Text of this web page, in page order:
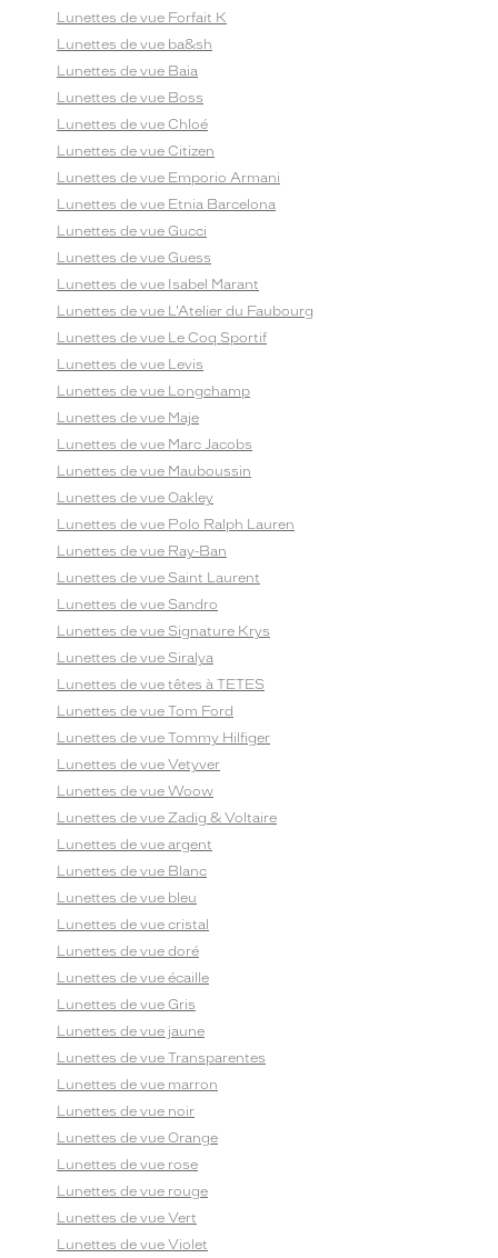
Lunettes de vue Forfait K
Lunettes de vue ba&sh
Lunettes de vue Baia
Lunettes de vue Boss
Lunettes de vue Chloé
Lunettes de vue Citizen
Lunettes de vue Emporio Armani
Lunettes de vue Etnia Barcelona
Lunettes de vue Gucci
Lunettes de vue Guess
Lunettes de vue Isabel Marant
Lunettes de vue L'Atelier du Faubourg
Lunettes de vue Le Coq Sportif
Lunettes de vue Levis
Lunettes de vue Longchamp
Lunettes de vue Maje
Lunettes de vue Marc Jacobs
Lunettes de vue Mauboussin
Lunettes de vue Oakley
Lunettes de vue Polo Ralph Lauren
Lunettes de vue Ray-Ban
Lunettes de vue Saint Laurent
Lunettes de vue Sandro
Lunettes de vue Signature Krys
Lunettes de vue Siralya
Lunettes de vue têtes à TETES
Lunettes de vue Tom Ford
Lunettes de vue Tommy Hilfiger
Lunettes de vue Vetyver
Lunettes de vue Woow
Lunettes de vue Zadig & Voltaire
Lunettes de vue argent
Lunettes de vue Blanc
Lunettes de vue bleu
Lunettes de vue cristal
Lunettes de vue doré
Lunettes de vue écaille
Lunettes de vue Gris
Lunettes de vue jaune
Lunettes de vue Transparentes
Lunettes de vue marron
Lunettes de vue noir
Lunettes de vue Orange
Lunettes de vue rose
Lunettes de vue rouge
Lunettes de vue Vert
Lunettes de vue Violet